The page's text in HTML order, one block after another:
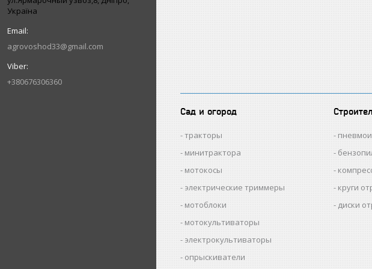
Україна
agrovoshod33@gmail.com
+380676306360
Сад и огород
тракторы
минитрактора
мотокосы
электрические триммеры
мотоблоки
мотокультиваторы
электрокультиваторы
опрыскиватели
круги
диски